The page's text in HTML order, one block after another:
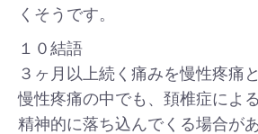
くそうです。
１０結語
３ヶ月以上続く痛みを慢性疼痛
慢性疼痛の中でも、頚椎症によ
精神的に落ち込んでくる場合があ